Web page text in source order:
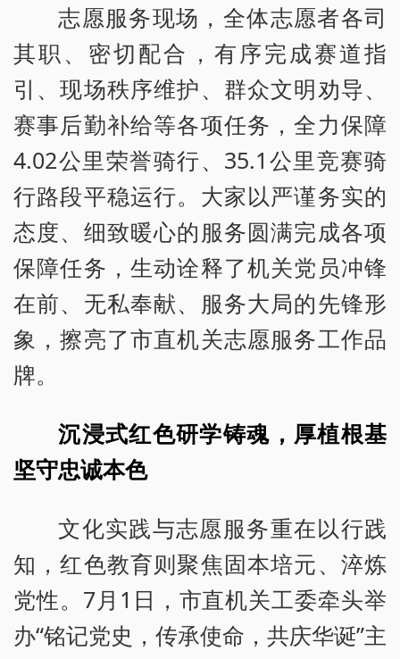
志愿服务现场，全体志愿者各司
其职、密切配合，有序完成赛道指
引、现场秩序维护、群众文明劝导、
赛事后勤补给等各项任务，全力保障
4.02公里荣誉骑行、35.1公里竞赛骑
行路段平稳运行。大家以严谨务实的
态度、细致暖心的服务圆满完成各项
保障任务，生动诠释了机关党员冲锋
在前、无私奉献、服务大局的先锋形
象，擦亮了市直机关志愿服务工作品
牌。
沉浸式红色研学铸魂，厚植根基
坚守忠诚本色
文化实践与志愿服务重在以行践
知，红色教育则聚焦固本培元、淬炼
党性。7月1日，市直机关工委牵头举
办“铭记党史，传承使命，共庆华诞”主